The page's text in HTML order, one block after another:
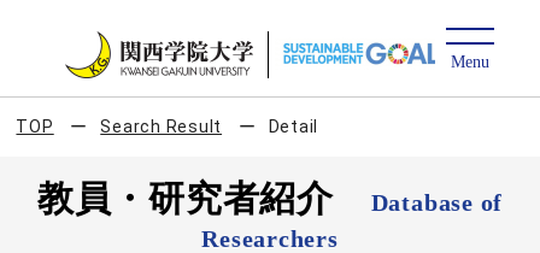
TOP Search Result Detail
教員・研究者紹介
Database of
Researchers